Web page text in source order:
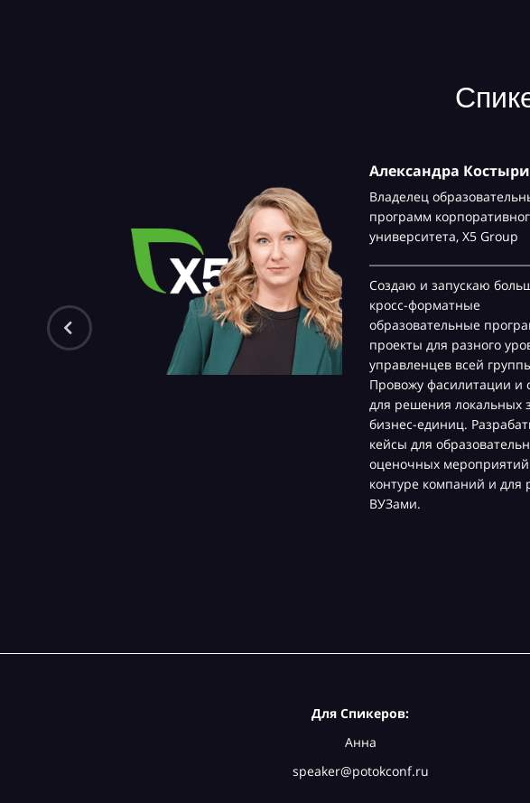
Александра
Владелец
программ
университета, Х5 Group
Создаю и запускаю
кросс-форматные
образовательные
проекты для разного
управленцев всей
Провожу фасилитации и
для решения локальных
бизнес-единиц.
кейсы для
оценочных
контуре компаний и для
ВУЗами.
Для Спикеров:
Анна
speaker@potokconf.ru